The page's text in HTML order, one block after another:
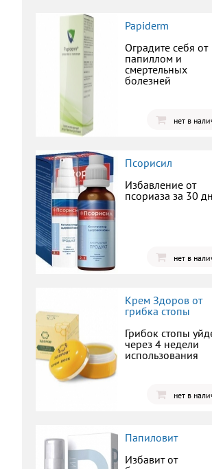
Papiderm
Оградите себя от
папиллом и
смертельных
болезней
нет в
Псорисил
Избавление от
псориаза за 30
нет в
Крем Здоров от
грибка стопы
Грибок стопы
через 4 недели
использования
нет в
Папиловит
Избавит от